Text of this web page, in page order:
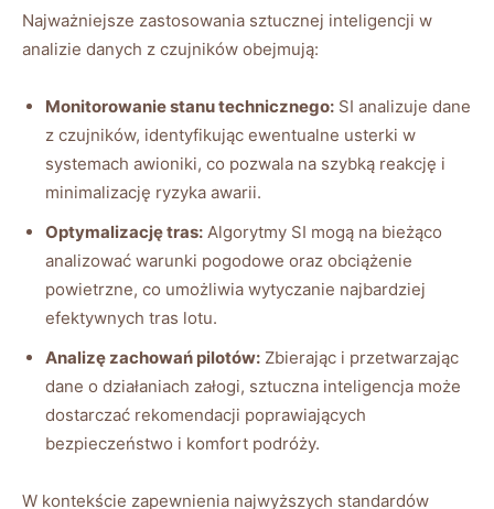
Najważniejsze⁣ zastosowania sztucznej inteligencji ⁤w
analizie ⁣danych z czujników obejmują:
Monitorowanie stanu technicznego: SI ⁢analizuje dane
z czujników, identyfikując ewentualne usterki w
systemach awioniki, co ​pozwala ​na szybką reakcję i
minimalizację ryzyka awarii.
Optymalizację ⁤tras: Algorytmy SI mogą na bieżąco
analizować warunki pogodowe oraz obciążenie
powietrzne, co umożliwia wytyczanie najbardziej
efektywnych‌ tras lotu.
Analizę zachowań pilotów: ​Zbierając i przetwarzając⁣
dane o działaniach załogi, sztuczna inteligencja może
dostarczać rekomendacji poprawiających
bezpieczeństwo i komfort podróży.
W kontekście zapewnienia najwyższych standardów